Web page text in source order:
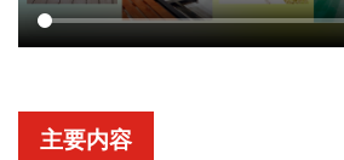
主要内容